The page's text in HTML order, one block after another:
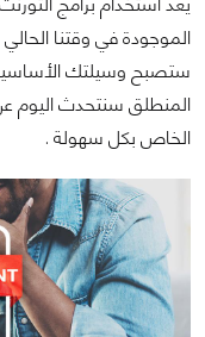
الموجودة في وقتنا
ستصبح وسيلتك
المنطلق سنتحدث اليوم
الخاص بكل سهولة .